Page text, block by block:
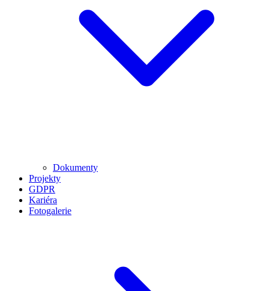
Dokumenty
Projekty
GDPR
Kariéra
Fotogalerie